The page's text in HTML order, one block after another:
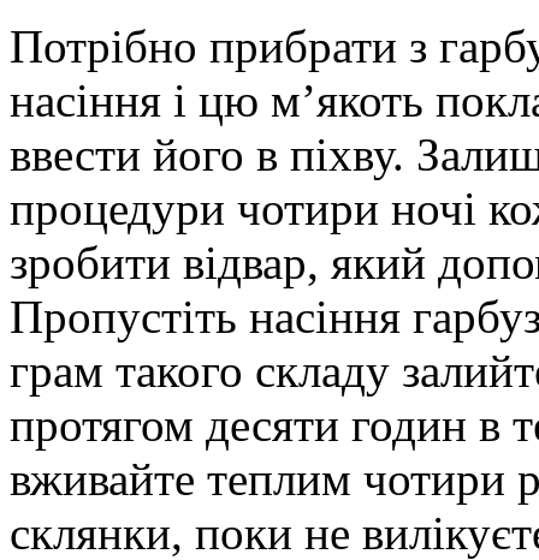
Потрібно прибрати з
насіння і цю м’якоть
ввести його в піхву.
процедури чотири ночі
зробити відвар, який
Пропустіть насіння
грам такого складу
протягом десяти годин в
вживайте теплим чотири
склянки, поки не